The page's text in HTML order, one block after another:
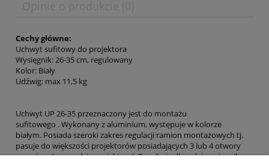
Cechy główne:
Uchwyt sufitowy do projektora
Wysięgnik: 26-35 cm, regulowany
Kolor: Biały
Udźwig: max 11,5 kg
Uchwyt UP 26-35 przeznaczony jest do montażu
sufitowego . Wykonany z aluminium, występuje w kolorze
białym. Posiada szeroki zakres regulacji ramion montażowych tj.
pasuje do większości projektorów posiadających 3 lub 4 otwory
mocujące (na spodzie projektora). Regulacja długości wysięgnika